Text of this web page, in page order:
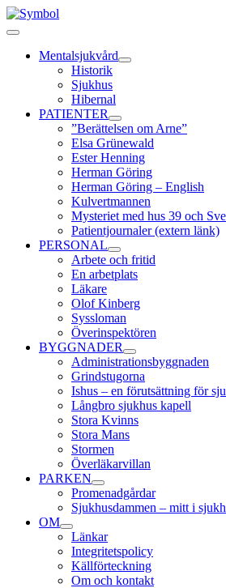
Fortsätt
till
Toggle
NavigationMentalsjukvård
Historik
Sjukhus
Hibernal
PATIENTER
”Berättelsen om Arne”
Elsa Grünewald
Ester Henning
Herman Göring
Herman Göring – English
Kulvertmannen
Mysteriet med hus 39 och
Patientjournaler (extern länk)
PERSONAL
Arbete och fritid
En arbetplats
Läkare
Olof Kinberg
Syssloman
Överinspektören
BYGGNADER
Administrationsbyggnaden
Grindstugorna
Ishus – en förutsättning för
Långbro sjukhus kapell
Stora Kvinns
Stora Mans
Stormen
Överläkarvillan
PARKEN
Promenadgårdar
Sjukhusdammen – mitt i
OM
Länkar
Integritetspolicy
Källförteckning
Om och kontakt